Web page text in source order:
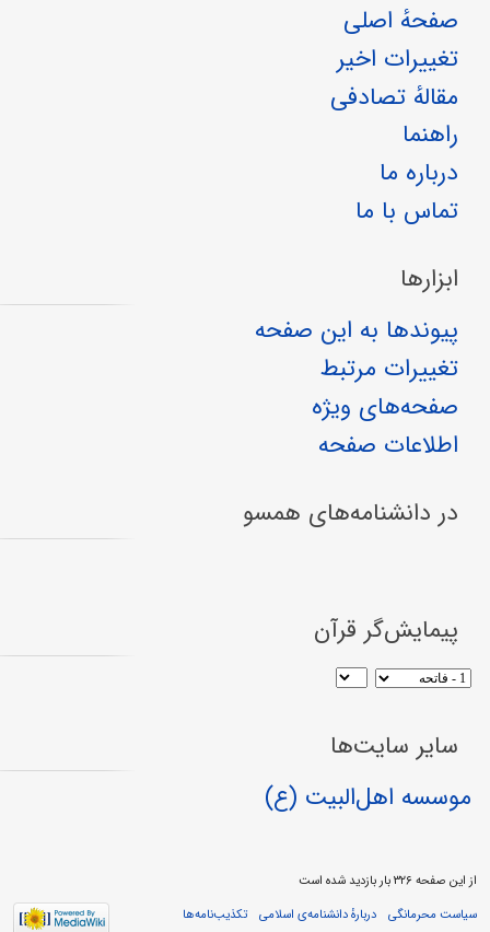
صفحهٔ اصلی
تغییرات اخیر
مقالهٔ تصادفی
راهنما
درباره ما
تماس با ما
ابزارها
پیوندها به این صفحه
تغییرات مرتبط
صفحه‌های ویژه
اطلاعات صفحه
در دانشنامه‌های همسو
پیمایش‌گر قرآن
سایر سایت‌ها
موسسه اهل‌البیت (ع)
از این صفحه ۳۲۶ بار بازدید شده است
سیاست محرمانگی
دربارهٔ دانشنامه‌ی اسلامی تکذیب‌نامه‌ها